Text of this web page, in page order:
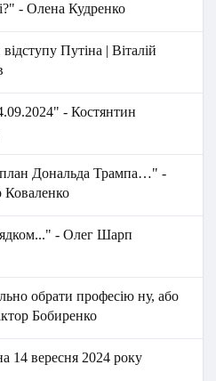
- Олена Кудренко
Путіна | Віталій
- Костянтин
Дональда Трампа…" -
Коваленко
- Олег Шарп
обрати професію ну, або
Бобиренко
14 вересня 2024 року